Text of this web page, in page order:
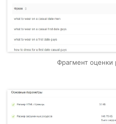
Фрагмент оценки